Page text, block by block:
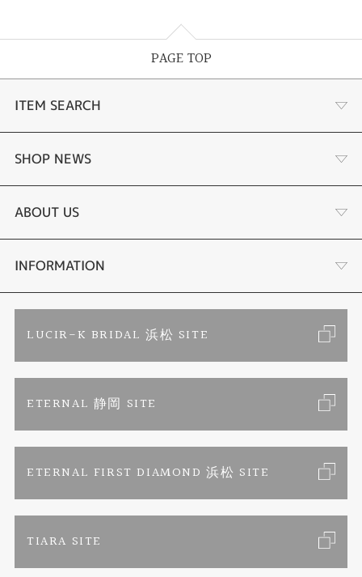
PAGE TOP
ITEM SEARCH
あこや真珠
黒蝶真珠
時計
色石
ジュエリーリフォーム
婚約指輪
Savon de Bijoux
Savon de Bijoux化粧石鹸
SHOP NEWS
個性溢れる色石の魅力
YouTube ルシルケイチャンネル
ブライダルリングサイト
ブランドリスト
ペンを拾うお姉さん
ABOUT US
店舗情報・会社概要
お客様の声
INFORMATION
特定商取引に関する表記
LUCIR-K BRIDAL 浜松 SITE
ETERNAL 静岡 SITE
ETERNAL FIRST DIAMOND 浜松 SITE
TIARA SITE